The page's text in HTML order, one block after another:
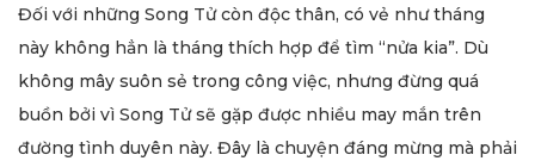
Đối với những Song Tử còn độc thân, có vẻ như tháng
này không hẳn là tháng thích hợp để tìm “nửa kia”. Dù
không mây suôn sẻ trong công việc, nhưng đừng quá
buồn bởi vì Song Tử sẽ gặp được nhiều may mắn trên
đường tình duyên này. Đây là chuyện đáng mừng mà phải